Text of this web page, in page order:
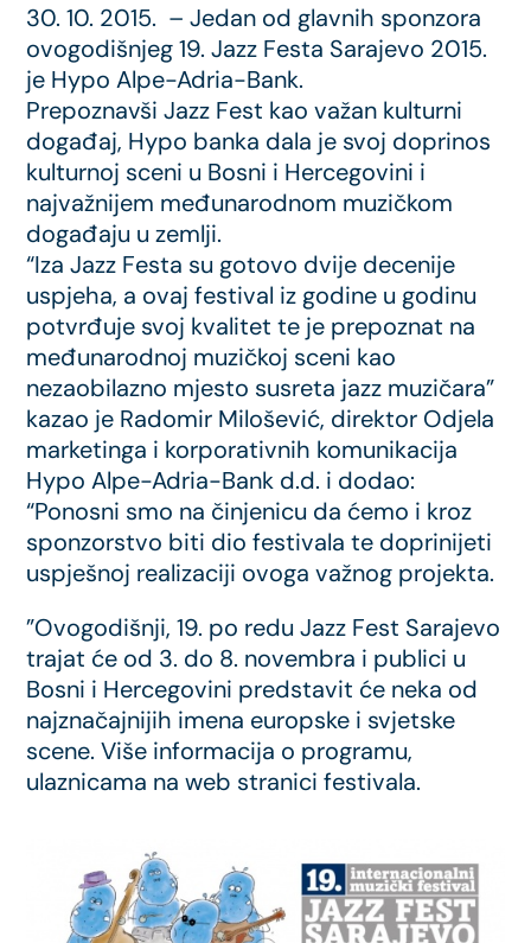
30. 10. 2015. – Jedan od glavnih sponzora
ovogodišnjeg 19. Jazz Festa Sarajevo 2015.
je Hypo Alpe-Adria-Bank.
Prepoznavši Jazz Fest kao važan kulturni
događaj, Hypo banka dala je svoj doprinos
kulturnoj sceni u Bosni i Hercegovini i
najvažnijem međunarodnom muzičkom
događaju u zemlji.
“Iza Jazz Festa su gotovo dvije decenije
uspjeha, a ovaj festival iz godine u godinu
potvrđuje svoj kvalitet te je prepoznat na
međunarodnoj muzičkoj sceni kao
nezaobilazno mjesto susreta jazz muzičara”
kazao je Radomir Milošević, direktor Odjela
marketinga i korporativnih komunikacija
Hypo Alpe-Adria-Bank d.d. i dodao:
“Ponosni smo na činjenicu da ćemo i kroz
sponzorstvo biti dio festivala te doprinijeti
uspješnoj realizaciji ovoga važnog projekta.
”Ovogodišnji, 19. po redu Jazz Fest Sarajevo
trajat će od 3. do 8. novembra i publici u
Bosni i Hercegovini predstavit će neka od
najznačajnijih imena europske i svjetske
scene. Više informacija o programu,
ulaznicama na web stranici festivala.